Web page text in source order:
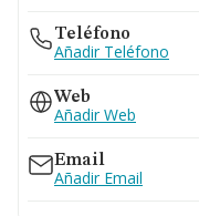
Teléfono
Añadir Teléfono
Web
Añadir Web
Email
Añadir Email